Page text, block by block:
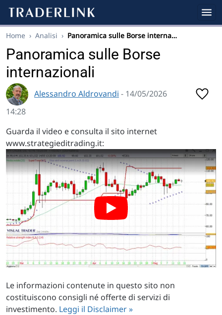
Home › Analisi › Panoramica sulle Borse interna…
Panoramica sulle Borse
internazionali
Alessandro Aldrovandi - 14/05/2026
14:28
Guarda il video e consulta il sito internet
www.strategieditrading.it:
Le informazioni contenute in questo sito non
costituiscono consigli né offerte di servizi di
investimento. Leggi il Disclaimer »